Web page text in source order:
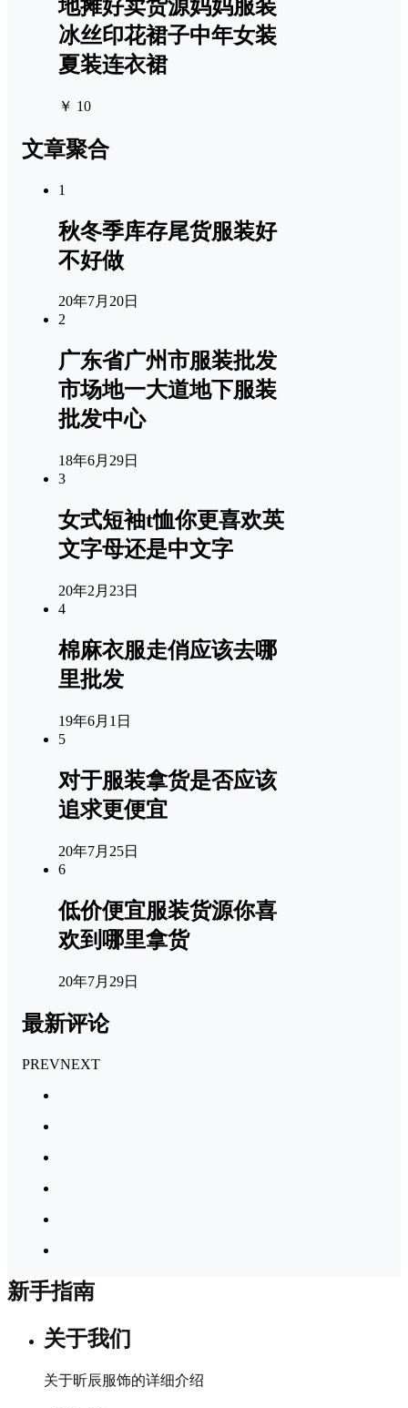
地摊好卖货源妈妈服装
冰丝印花裙子中年女装
夏装连衣裙
￥ 10
文章聚合
1
秋冬季库存尾货服装好
不好做
20年7月20日
2
广东省广州市服装批发
市场地一大道地下服装
批发中心
18年6月29日
3
女式短袖t恤你更喜欢英
文字母还是中文字
20年2月23日
4
棉麻衣服走俏应该去哪
里批发
19年6月1日
5
对于服装拿货是否应该
追求更便宜
20年7月25日
6
低价便宜服装货源你喜
欢到哪里拿货
20年7月29日
最新评论
PREVNEXT
新手指南
关于我们
关于昕辰服饰的详细介绍